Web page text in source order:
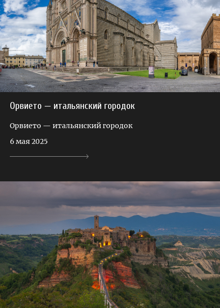
Орвието — итальянский городок
Орвието — итальянский городок
6 мая 2025